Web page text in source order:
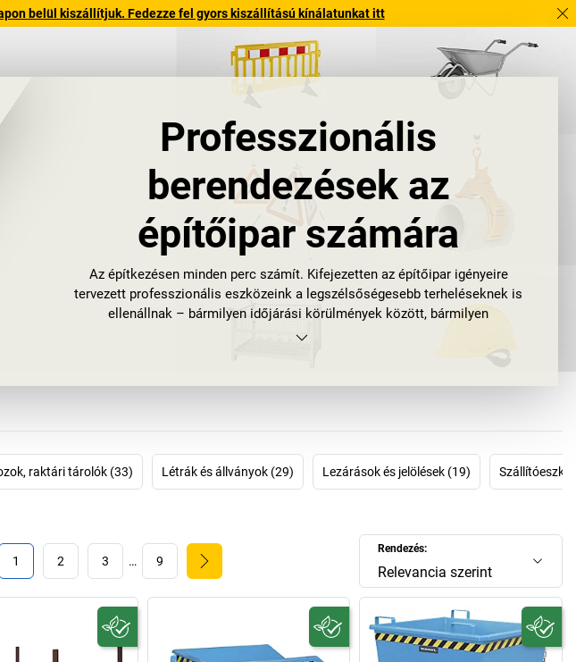
belül kiszállítjuk. Fedezze fel gyors kiszállítású kínálatunkat itt
Professzionális
berendezések az
építőipar számára
Az építkezésen minden perc számít. Kifejezetten az építőipar igényeire
tervezett professzionális eszközeink a legszélsőségesebb terheléseknek is
ellenállnak – bármilyen időjárási körülmények között, bármilyen
munkamagasságban.
raktári tárolók (33) Létrák és állványok (29) Lezárások és jelölések (19)
Rendezés:
Relevancia szerint
1 2 3 … 9